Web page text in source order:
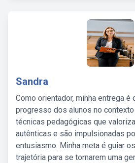
Sandra
Como orientador, minha entrega é
progresso dos alunos no
técnicas pedagógicas que
autênticas e são impulsionadas
entusiasmo. Minha meta é guiar
trajetória para se tornarem uma